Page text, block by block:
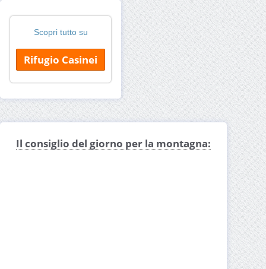
Scopri tutto su
Rifugio Casinei
Il consiglio del giorno per la montagna: